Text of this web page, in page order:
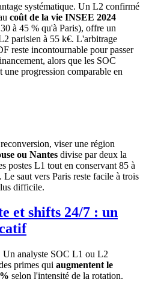
systématique. Un L2 confirmé
coût de la vie INSEE 2024
à 45 % qu'à Paris), offre un
parisien à 55 k€. L'arbitrage
reste incontournable pour passer
alors que les SOC
progression comparable en
viser une région
ou Nantes divise par deux la
postes L1 tout en conservant 85 à
saut vers Paris reste facile à trois
difficile.
et shifts 24/7 : un
analyste SOC L1 ou L2
primes qui augmentent le
selon l'intensité de la rotation.